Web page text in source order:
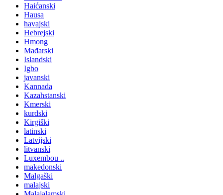
Haićanski
Hausa
havajski
Hebrejski
Hmong
Mađarski
Islandski
Igbo
javanski
Kannada
Kazahstanski
Kmerski
kurdski
Kirgiški
latinski
Latvijski
litvanski
Luxembou ..
makedonski
Malgaški
malajski